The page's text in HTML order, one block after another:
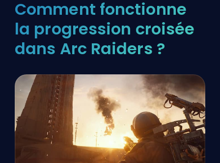
Comment fonctionne
la progression croisée
dans Arc Raiders ?